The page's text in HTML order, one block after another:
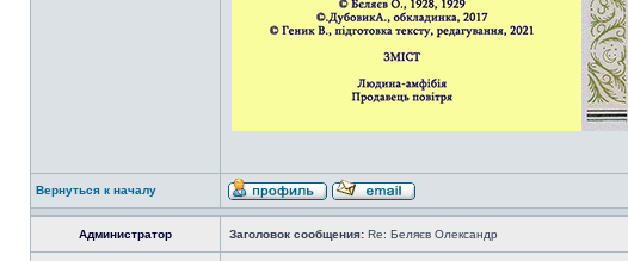
Вернуться к началу
Администратор Заголовок сообщения: Re: Беляєв Олександр